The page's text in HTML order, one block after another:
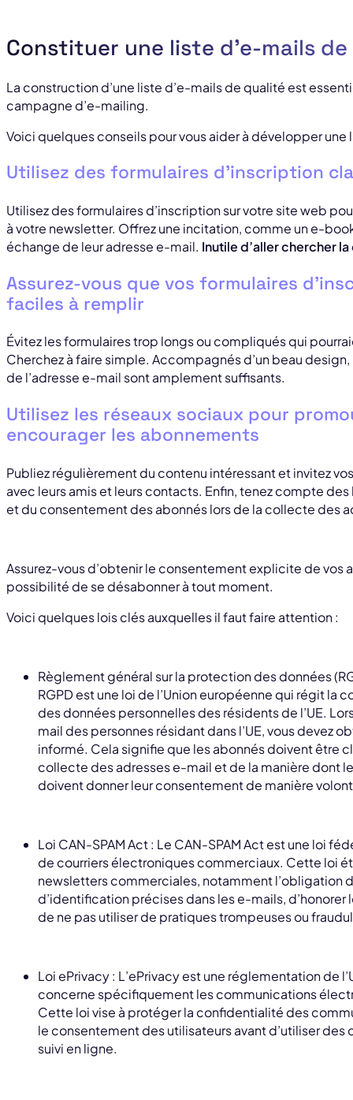
Constituer une liste d’e-mails
La construction d’une liste d’e-mails de qualité est
campagne d’e-mailing.
Voici quelques conseils pour vous aider à développer une
Utilisez des formulaires d’inscription
Utilisez des formulaires d’inscription sur votre site web
à votre newsletter. Offrez une incitation, comme un e-
échange de leur adresse e-mail. Inutile d’aller chercher
Assurez-vous que vos formulaires
faciles à remplir
Évitez les formulaires trop longs ou compliqués qui
Cherchez à faire simple. Accompagnés d’un beau
de l’adresse e-mail sont amplement suffisants.
Utilisez les réseaux sociaux pour
encourager les abonnements
Publiez régulièrement du contenu intéressant et invitez
avec leurs amis et leurs contacts. Enfin, tenez compte
et du consentement des abonnés lors de la collecte des
Assurez-vous d’obtenir le consentement explicite de vos
possibilité de se désabonner à tout moment.
Voici quelques lois clés auxquelles il faut faire attention :
Règlement général sur la protection des données
RGPD est une loi de l’Union européenne qui régit
des données personnelles des résidents de l’UE.
mail des personnes résidant dans l’UE, vous devez
informé. Cela signifie que les abonnés doivent être
collecte des adresses e-mail et de la manière dont
doivent donner leur consentement de manière
Loi CAN-SPAM Act : Le CAN-SPAM Act est une loi
de courriers électroniques commerciaux. Cette loi
newsletters commerciales, notamment l’obligation
d’identification précises dans les e-mails,
de ne pas utiliser de pratiques trompeuses ou
Loi ePrivacy : L’ePrivacy est une réglementation de
concerne spécifiquement les communications
Cette loi vise à protéger la confidentialité des
le consentement des utilisateurs avant d’utiliser
suivi en ligne.